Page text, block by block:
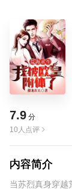
7.9 分
10人点评
内容简介
当苏烈真身穿越